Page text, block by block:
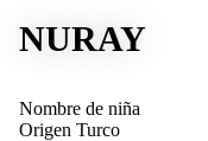
NURAY
Nombre de niña
Origen Turco